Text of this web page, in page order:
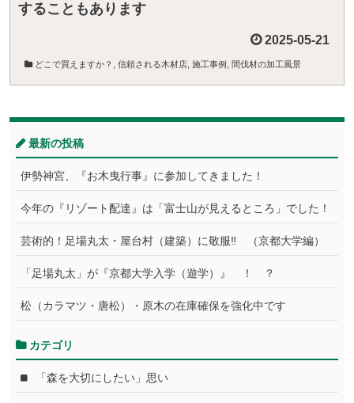
することもあります
2025-05-21
どこで買えますか？ 信頼される木材店 施工事例 間伐材の加工風景
最新の投稿
伊勢神宮、『お木曳行事』に参加してきました！
今年の『リゾート配達』は「富士山が見えるところ」でした！
芸術的！足場丸太・屋台村（建築）に敬服‼ （京都大学編）
「足場丸太」が『京都大学入学（遊学）』 ！ ？
松（カラマツ・唐松）・原木の在庫確保を強化中です
カテゴリ
「森を大切にしたい」思い